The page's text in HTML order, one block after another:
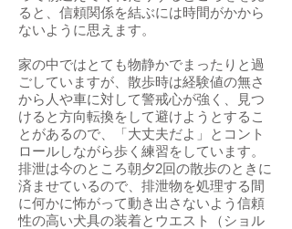
ると、信頼関係を結ぶには時間がかから
ないように思えます。
家の中ではとても物静かでまったりと過
ごしていますが、散歩時は経験値の無さ
から人や車に対して警戒心が強く、見つ
けると方向転換をして避けようとするこ
とがあるので、「大丈夫だよ」とコント
ロールしながら歩く練習をしています。
排泄は今のところ朝夕2回の散歩のときに
済ませているので、排泄物を処理する間
に何かに怖がって動き出さないよう信頼
性の高い犬具の装着とウエスト（ショル